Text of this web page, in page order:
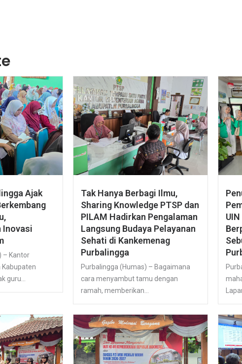
Ajak
Inovasi
– Kantor
guru...
Tak Hanya Berbagi Ilmu,
Sharing Knowledge PTSP dan
PILAM Hadirkan Pengalaman
Langsung Budaya Pelayanan
Sehati di Kankemenag
Purbalingga
Purbalingga (Humas) – Bagaimana
cara menyambut tamu dengan
ramah, memberikan...